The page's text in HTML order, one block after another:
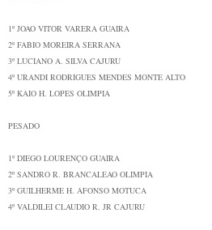
1º JOAO VITOR VARERA GUAIRA
2º FABIO MOREIRA SERRANA
3º LUCIANO A. SILVA CAJURU
4º URANDI RODRIGUES MENDES MONTE ALTO
5º KAIO H. LOPES OLIMPIA
PESADO
1º DIEGO LOURENÇO GUAIRA
2º SANDRO R. BRANCALEAO OLIMPIA
3º GUILHERME H. AFONSO MOTUCA
4º VALDILEI CLAUDIO R. JR CAJURU